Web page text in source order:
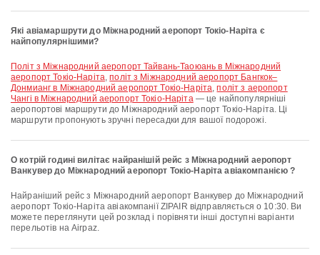
Які авіамаршрути до Міжнародний аеропорт Токіо-Наріта є
найпопулярнішими?
політ з Міжнародний аеропорт Тайвань-Таоюань в Міжнародний
аеропорт Токіо-Наріта,політ з Міжнародний аеропорт Бангкок–
Донмианг в Міжнародний аеропорт Токіо-Наріта,політ з аеропорт
Чангі в Міжнародний аеропорт Токіо-Наріта— це найпопулярніші
аеропортові маршрути до Міжнародний аеропорт Токіо-Наріта. Ці
маршрути пропонують зручні пересадки для вашої подорожі.
О котрій годині вилітає найранішій рейс з Міжнародний аеропорт
Ванкувер до Міжнародний аеропорт Токіо-Наріта авіакомпанією ?
Найраніший рейс з Міжнародний аеропорт Ванкувер до Міжнародний
аеропорт Токіо-Наріта авіакомпанії ZIPAIR відправляється о 10:30. Ви
можете переглянути цей розклад і порівняти інші доступні варіанти
перельотів на Airpaz.